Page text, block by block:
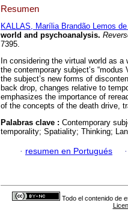
Resumen
KALLAS, Marília Brandão Lemos
world and psychoanalysis.
7395.
In considering the virtual world as
the contemporary subject’s
the subject’s new forms of
back drop, changes relative to
emphasizes the importance of
of the concepts of the death drive,
Palabras clave : Contemporary
temporality; Spatiality; Thinking;
· resumen en Portugués ·
Todo el contenido de